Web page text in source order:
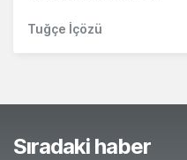
Tuğçe İçözü
Sıradaki haber